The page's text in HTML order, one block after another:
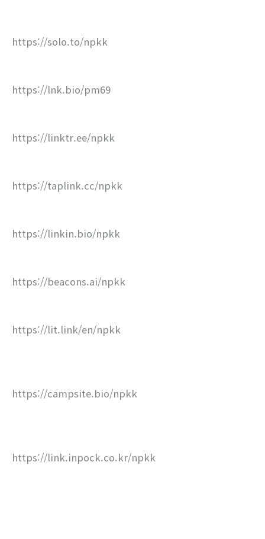
https://solo.to/npkk
https://lnk.bio/pm69
https://linktr.ee/npkk
https://taplink.cc/npkk
https://linkin.bio/npkk
https://beacons.ai/npkk
https://lit.link/en/npkk
https://campsite.bio/npkk
https://link.inpock.co.kr/npkk